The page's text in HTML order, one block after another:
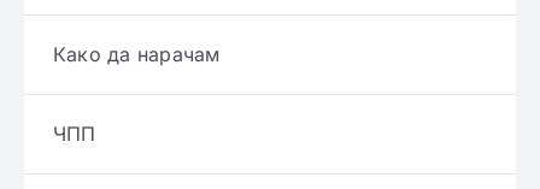
Како да нарачам
ЧПП